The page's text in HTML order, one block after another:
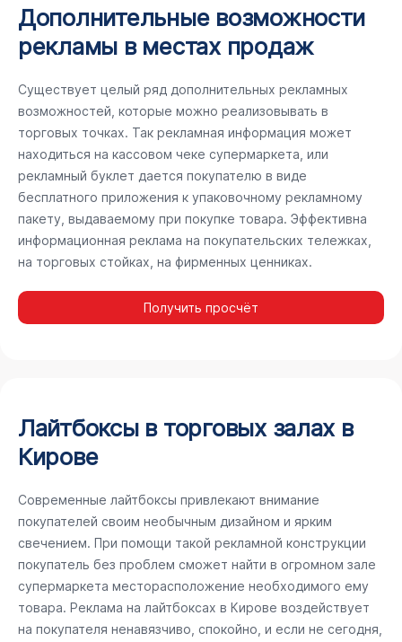
Дополнительные возможности
рекламы в местах продаж
Существует целый ряд дополнительных рекламных
возможностей, которые можно реализовывать в
торговых точках. Так рекламная информация может
находиться на кассовом чеке супермаркета, или
рекламный буклет дается покупателю в виде
бесплатного приложения к упаковочному рекламному
пакету, выдаваемому при покупке товара. Эффективна
информационная реклама на покупательских тележках,
на торговых стойках, на фирменных ценниках.
Получить просчёт
Лайтбоксы в торговых залах в
Кирове
Современные лайтбоксы привлекают внимание
покупателей своим необычным дизайном и ярким
свечением. При помощи такой рекламной конструкции
покупатель без проблем сможет найти в огромном зале
супермаркета месторасположение необходимого ему
товара. Реклама на лайтбоксах в Кирове воздействует
на покупателя ненавязчиво, спокойно, и если не сегодня,